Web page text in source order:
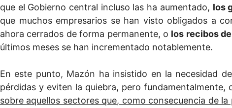
que el Gobierno central incluso las ha aumentado, los
que muchos empresarios se han visto obligados a
ahora cerrados de forma permanente, o los recibos
últimos meses se han incrementado notablemente.
En este punto, Mazón ha insistido en la necesidad
pérdidas y eviten la quiebra, pero fundamentalmente,
sobre aquellos sectores que, como consecuencia de